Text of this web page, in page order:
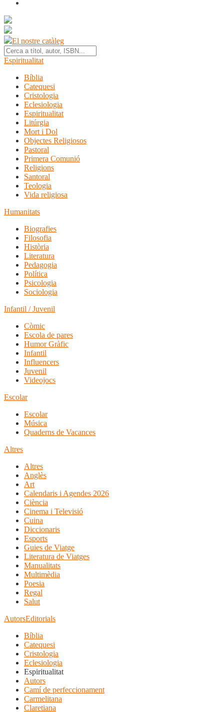
El nostre catàleg
Espiritualitat
Bíblia
Catequesi
Cristologia
Eclesiologia
Espiritualitat
Litúrgia
Mort i Dol
Objectes Religiosos
Pastoral
Primera Comunió
Religions
Santoral
Teologia
Vida religiosa
Humanitats
Biografies
Filosofia
Història
Literatura
Pedagogia
Política
Psicologia
Sociologia
Infantil / Juvenil
Còmic
Escola de pares
Humor Gràfic
Infantil
Influencers
Juvenil
Videojocs
Escolar
Escolar
Música
Quaderns de Vacances
Altres
Altres
Anglès
Art
Calendaris i Agendes 2026
Ciència
Cinema i Televisió
Cuina
Diccionaris
Esports
Guies de Viatge
Literatura de Viatges
Manualitats
Multimèdia
Poesia
Regal
Salut
AutorsEditorials
Bíblia
Catequesi
Cristologia
Eclesiologia
Espiritualitat
Autors
Camí de perfeccionament
Carmelitana
Claretiana